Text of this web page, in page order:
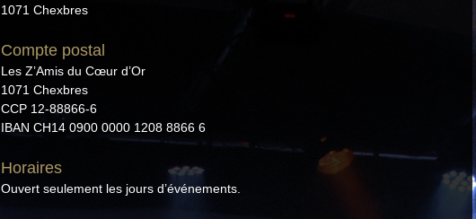
1071 Chexbres
Compte postal
Les Z’Amis du Cœur d’Or
1071 Chexbres
CCP 12-88866-6
IBAN CH14 0900 0000 1208 8866 6
Horaires
Ouvert seulement les jours d’événements.